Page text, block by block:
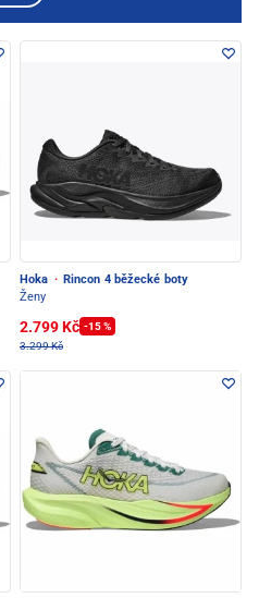
Hoka · Rincon 4 běžecké boty
Ženy
2.799 Kč -15 %
3.299 Kč